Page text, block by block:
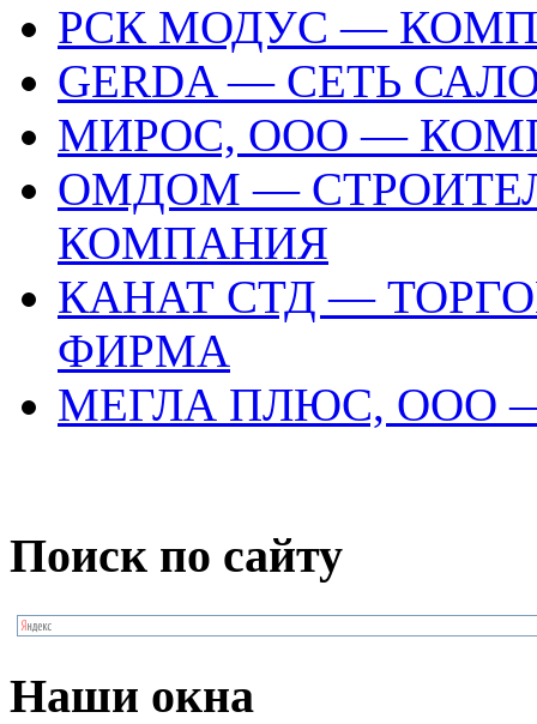
РСК МОДУС —
GERDA — СЕТЬ
МИРОС, ООО —
ОМДОМ —
КОМПАНИЯ
КАНАТ СТД —
ФИРМА
МЕГЛА ПЛЮС, ООО
Поиск по сайту
Наши окна